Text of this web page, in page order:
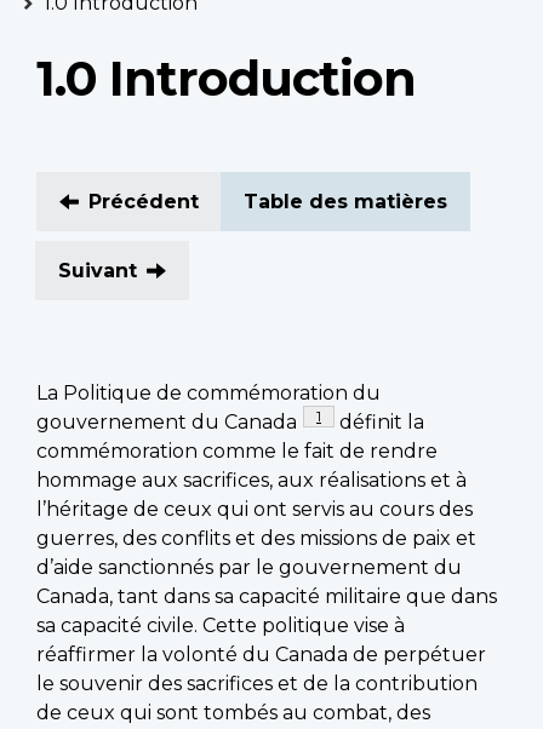
1.0 Introduction
Précédent Table des matières
Suivant
La Politique de commémoration du
gouvernement du Canada
Footnote
1
définit la
commémoration comme le fait de rendre
hommage aux sacrifices, aux réalisations et à
l’héritage de ceux qui ont servis au cours des
guerres, des conflits et des missions de paix et
d’aide sanctionnés par le gouvernement du
Canada, tant dans sa capacité militaire que dans
sa capacité civile. Cette politique vise à
réaffirmer la volonté du Canada de perpétuer
le souvenir des sacrifices et de la contribution
de ceux qui sont tombés au combat, des